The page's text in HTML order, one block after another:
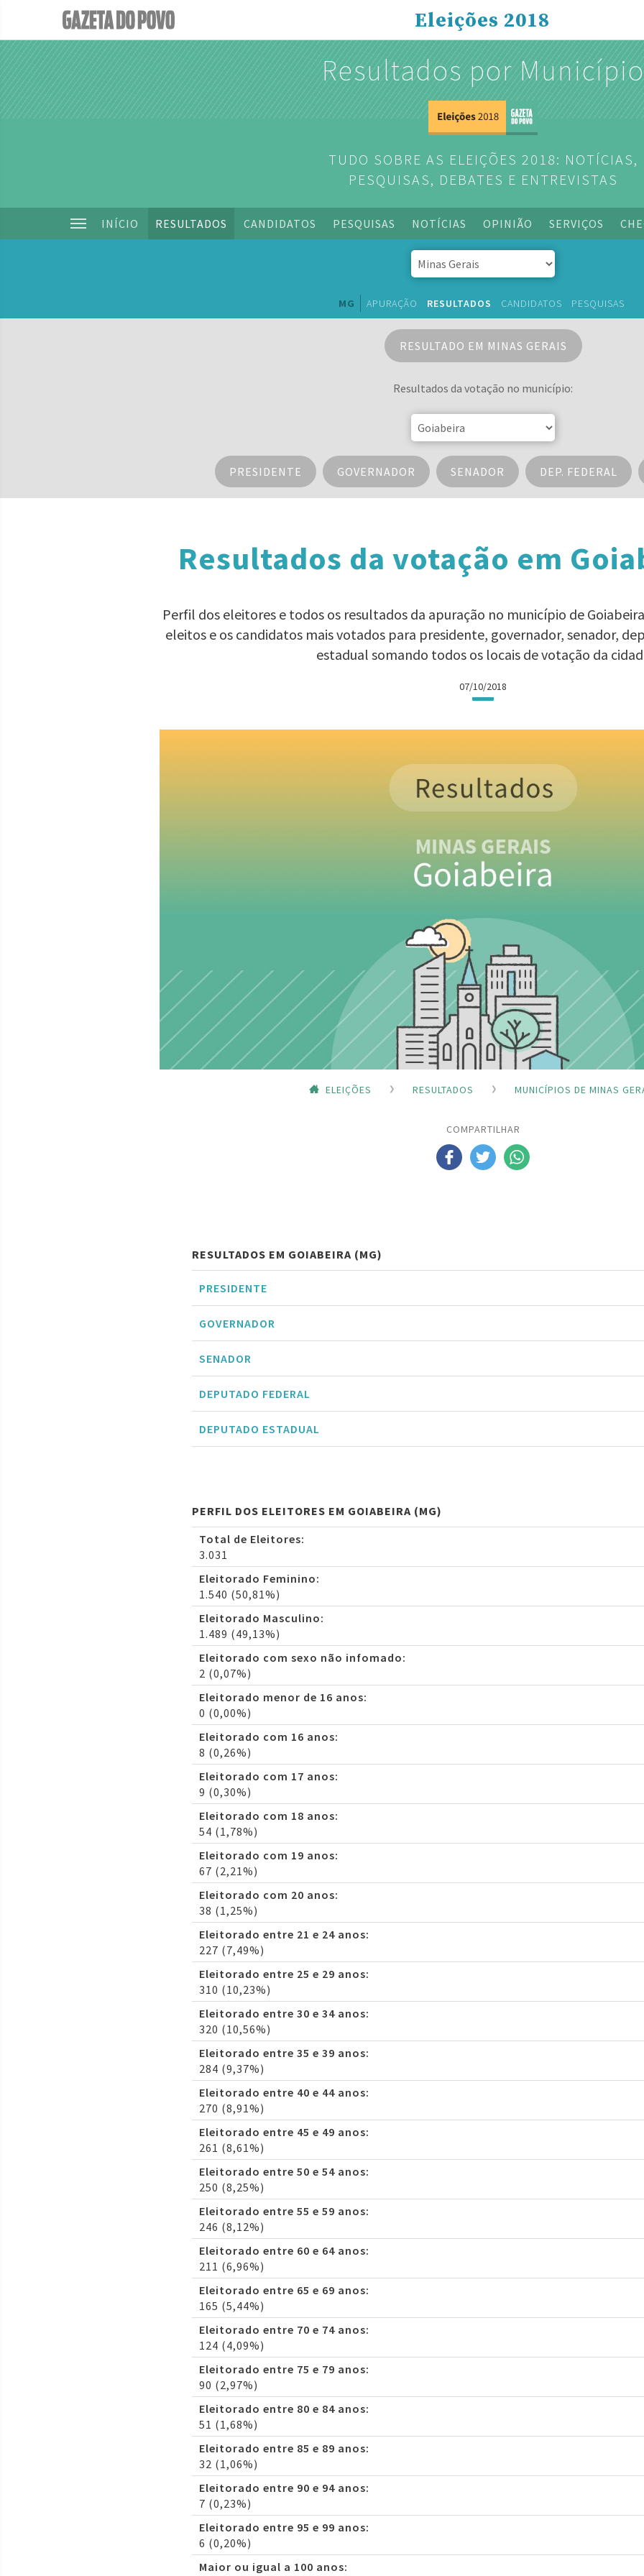
Eleições 2018
Resultados por Município
TUDO SOBRE AS ELEIÇÕES 2018: NOTÍCIAS,
PESQUISAS, DEBATES E ENTREVISTAS
INÍCIO RESULTADOS CANDIDATOS PESQUISAS NOTÍCIAS OPINIÃO SERVIÇOS
MG APURAÇÃO RESULTADOS CANDIDATOS PESQUISAS
RESULTADO EM MINAS GERAIS
Resultados da votação no município:
PRESIDENTE GOVERNADOR SENADOR DEP. FEDERAL
Resultados da votação em
Perfil dos eleitores e todos os resultados da apuração no município de Goiabeira
eleitos e os candidatos mais votados para presidente, governador, senador,
estadual somando todos os locais de votação da
07/10/2018
ELEIÇÕES RESULTADOS MUNICÍPIOS DE MINAS
COMPARTILHAR
RESULTADOS EM GOIABEIRA (MG)
PRESIDENTE
GOVERNADOR
SENADOR
DEPUTADO FEDERAL
DEPUTADO ESTADUAL
PERFIL DOS ELEITORES EM GOIABEIRA (MG)
Total de Eleitores:
3.031
Eleitorado Feminino:
1.540 (50,81%)
Eleitorado Masculino:
1.489 (49,13%)
Eleitorado com sexo não infomado:
2 (0,07%)
Eleitorado menor de 16 anos:
0 (0,00%)
Eleitorado com 16 anos:
8 (0,26%)
Eleitorado com 17 anos:
9 (0,30%)
Eleitorado com 18 anos:
54 (1,78%)
Eleitorado com 19 anos:
67 (2,21%)
Eleitorado com 20 anos:
38 (1,25%)
Eleitorado entre 21 e 24 anos:
227 (7,49%)
Eleitorado entre 25 e 29 anos:
310 (10,23%)
Eleitorado entre 30 e 34 anos:
320 (10,56%)
Eleitorado entre 35 e 39 anos:
284 (9,37%)
Eleitorado entre 40 e 44 anos:
270 (8,91%)
Eleitorado entre 45 e 49 anos:
261 (8,61%)
Eleitorado entre 50 e 54 anos:
250 (8,25%)
Eleitorado entre 55 e 59 anos:
246 (8,12%)
Eleitorado entre 60 e 64 anos:
211 (6,96%)
Eleitorado entre 65 e 69 anos:
165 (5,44%)
Eleitorado entre 70 e 74 anos:
124 (4,09%)
Eleitorado entre 75 e 79 anos:
90 (2,97%)
Eleitorado entre 80 e 84 anos:
51 (1,68%)
Eleitorado entre 85 e 89 anos:
32 (1,06%)
Eleitorado entre 90 e 94 anos:
7 (0,23%)
Eleitorado entre 95 e 99 anos:
6 (0,20%)
Maior ou igual a 100 anos: